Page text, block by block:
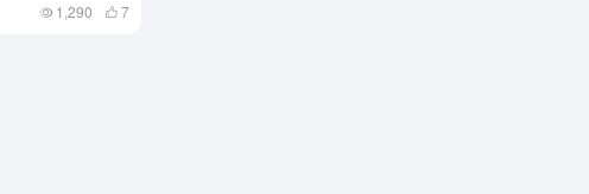
1,290 7